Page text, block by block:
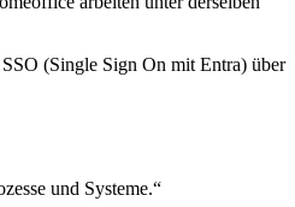
(Single Sign On mit Entra) über
und Systeme.“